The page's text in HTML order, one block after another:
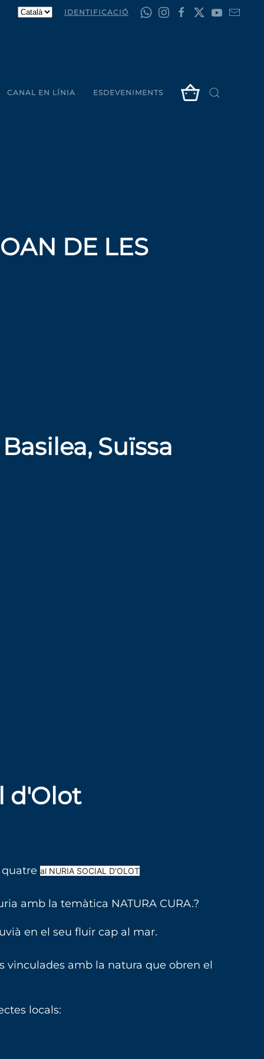
IDENTIFICACIÓ
CANAL EN LÍNIA ESDEVENIMENTS
DE LES
Suïssa
d'Olot
quatre al NURIA SOCIAL D'OLOT
amb la temàtica NATURA CURA.?
en el seu fluir cap al mar.
vinculades amb la natura que obren el
locals: